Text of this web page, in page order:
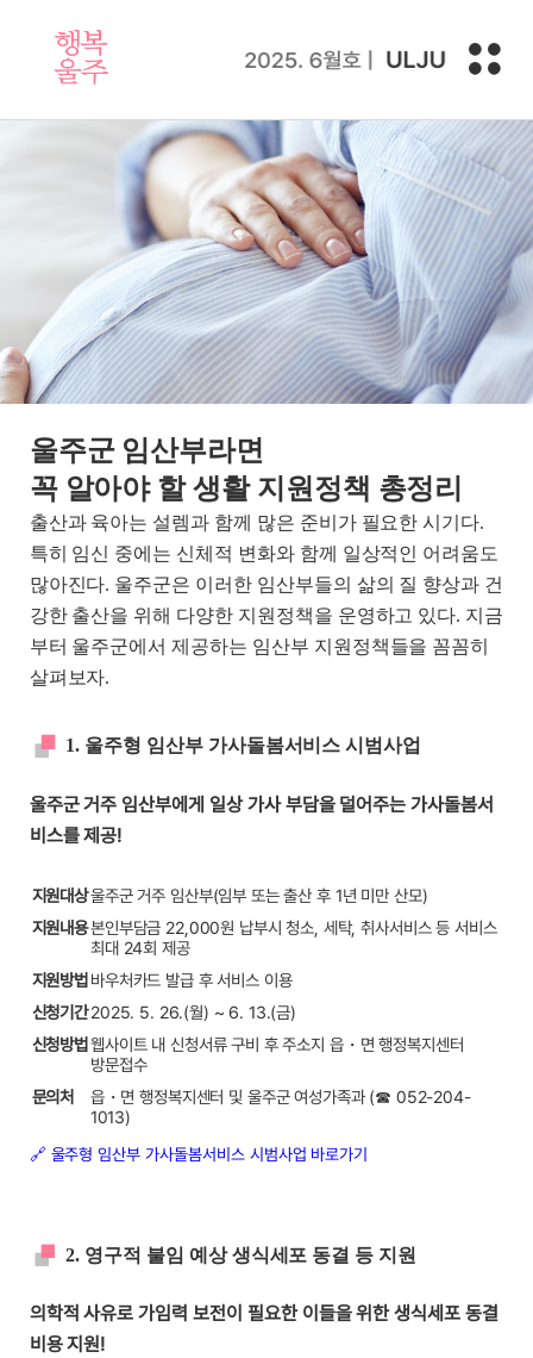
울주군 임산부라면
꼭 알아야 할 생활 지원정책 총정리
출산과 육아는 설렘과 함께 많은 준비가 필요한 시기다.
특히 임신 중에는 신체적 변화와 함께 일상적인 어려움도
많아진다. 울주군은 이러한 임산부들의 삶의 질 향상과 건
강한 출산을 위해 다양한 지원정책을 운영하고 있다. 지금
부터 울주군에서 제공하는 임산부 지원정책들을 꼼꼼히
살펴보자.
1. 울주형 임산부 가사돌봄서비스 시범사업
울주군 거주 임산부에게 일상 가사 부담을 덜어주는 가사돌봄서
비스를 제공!
지원대상울주군 거주 임산부(임부 또는 출산 후 1년 미만 산모)
지원내용본인부담금 22,000원 납부시 청소, 세탁, 취사서비스 등 서비스
최대 24회 제공
지원방법 바우처카드 발급 후 서비스 이용
신청기간2025. 5. 26.(월) ~ 6. 13.(금)
신청방법 웹사이트 내 신청서류 구비 후 주소지 읍・면 행정복지센터
방문접수
문의처
읍・면 행정복지센터 및 울주군 여성가족과 (☎ 052-204-
1013)
🔗 울주형 임산부 가사돌봄서비스 시범사업 바로가기
2. 영구적 불임 예상 생식세포 동결 등 지원
의학적 사유로 가임력 보전이 필요한 이들을 위한 생식세포 동결
비용 지원!